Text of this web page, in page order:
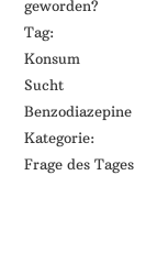
geworden?
Tag:
Konsum
Sucht
Benzodiazepine
Kategorie:
Frage des Tages